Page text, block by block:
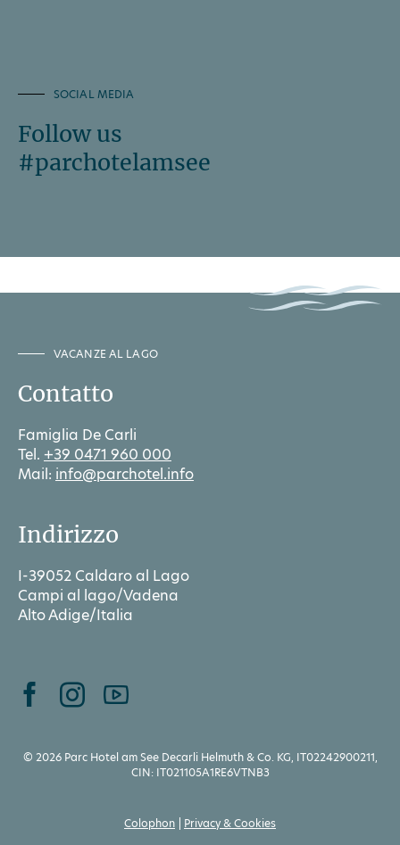
SOCIAL MEDIA
Follow us
#parchotelamsee
VACANZE AL LAGO
Contatto
Famiglia De Carli
Tel. +39 0471 960 000
Mail: info@parchotel.info
Indirizzo
I-39052 Caldaro al Lago
Campi al lago/Vadena
Alto Adige/Italia
© 2026 Parc Hotel am See Decarli Helmuth & Co. KG, IT02242900211,
CIN: IT021105A1RE6VTNB3
Colophon Privacy & Cookies